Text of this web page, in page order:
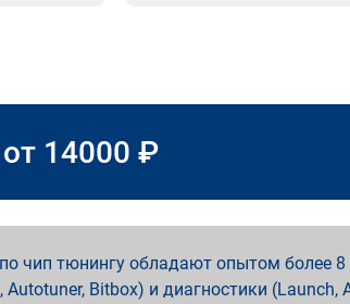
14000 ₽
чип тюнингу обладают опытом более
Autotuner, Bitbox) и диагностики (Launch,